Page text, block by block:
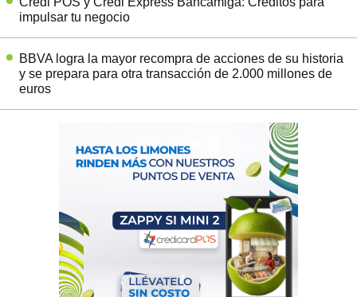
impulsar tu negocio
BBVA logra la mayor recompra de acciones de su historia
y se prepara para otra transacción de 2.000 millones de
euros